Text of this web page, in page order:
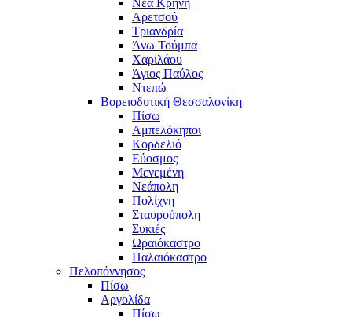
Νέα Κρήνη
Αρετσού
Τριανδρία
Άνω Τούμπα
Χαριλάου
Άγιος Παύλος
Ντεπώ
Βορειοδυτική Θεσσαλονίκη
Πίσω
Αμπελόκηποι
Κορδελιό
Εύοσμος
Μενεμένη
Νεάπολη
Πολίχνη
Σταυρούπολη
Συκιές
Ωραιόκαστρο
Παλαιόκαστρο
Πελοπόννησος
Πίσω
Αργολίδα
Πίσω